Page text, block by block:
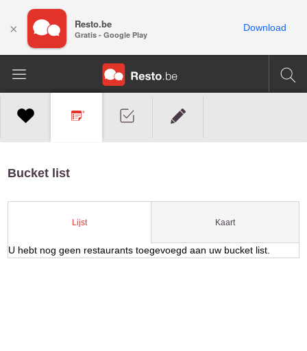
Bucket list
Lijst Kaart
U hebt nog geen restaurants toegevoegd aan uw bucket list.
× Resto.be
Gratis - Google Play
Download